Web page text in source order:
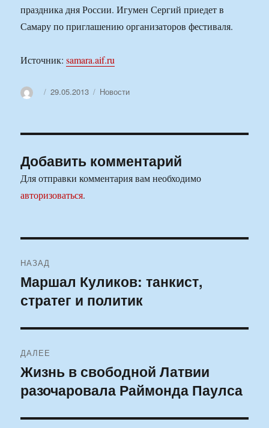
праздника дня России. Игумен Сергий приедет в
Самару по приглашению организаторов фестиваля.
Источник:samara.aif.ru
АвторОпубликовано
29.05.2013 Рубрики
Новости
Добавить комментарий
Для отправки комментария вам необходимо
авторизоваться.
по
записям
НАЗАД
Предыдущая
запись:
Маршал Куликов: танкист,
стратег и политик
ДАЛЕЕ
Следующая
запись:
Жизнь в свободной Латвии
разочаровала Раймонда Паулса